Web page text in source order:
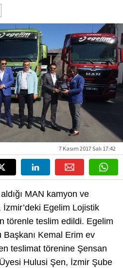
7 Kasım 2017 Salı 17:42
MAN kamyon ve
Egelim Lojistik
törenle teslim edildi. Egelim
Kemal Erim ev
teslimat törenine Şensan
Hulusi Şen, İzmir Şube